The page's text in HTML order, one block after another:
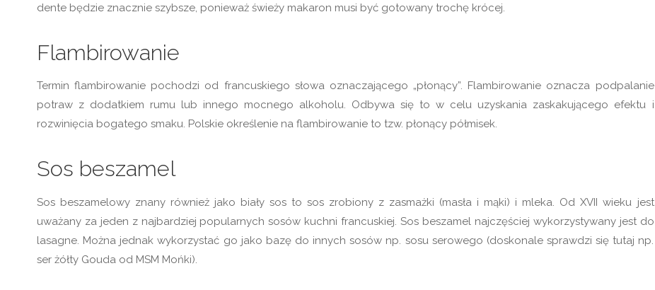
dente będzie znacznie szybsze, ponieważ świeży makaron musi być gotowany trochę krócej.
Flambirowanie
Termin flambirowanie pochodzi od francuskiego słowa oznaczającego „płonący”. Flambirowanie oznacza podpalanie
potraw z dodatkiem rumu lub innego mocnego alkoholu. Odbywa się to w celu uzyskania zaskakującego efektu i
rozwinięcia bogatego smaku. Polskie określenie na flambirowanie to tzw. płonący półmisek.
Sos beszamel
Sos beszamelowy znany również jako biały sos to sos zrobiony z zasmażki (masła i mąki) i mleka. Od XVII wieku jest
uważany za jeden z najbardziej popularnych sosów kuchni francuskiej. Sos beszamel najczęściej wykorzystywany jest do
lasagne. Można jednak wykorzystać go jako bazę do innych sosów np. sosu serowego (doskonale sprawdzi się tutaj np.
ser żółty Gouda od MSM Mońki).